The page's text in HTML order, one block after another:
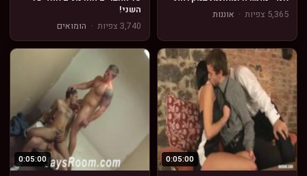
5,365 צפיות
· אוננות
השני!
3,740 צפיות
· הומואים
0:05:00
0:05:00